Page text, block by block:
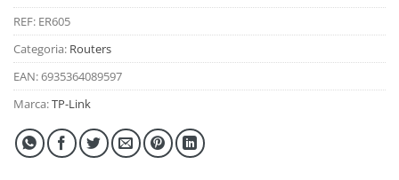
REF: ER605
Categoria: Routers
EAN:6935364089597
Marca:TP-Link